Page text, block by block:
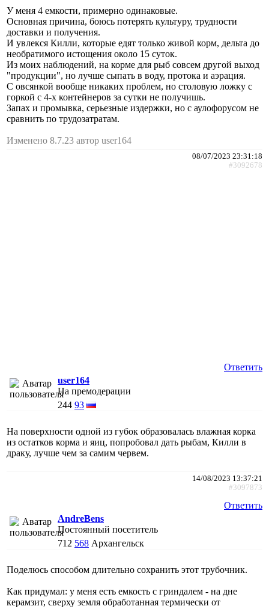
У меня 4 емкости, примерно одинаковые.
Основная причина, боюсь потерять культуру, трудности
доставки и получения.
И увлекся Килли, которые едят только живой корм, дельта до
необратимого истощения около 15 суток.
Из моих наблюдений, на корме для рыб совсем другой выход
"продукции", но лучше сыпать в воду, протока и аэрация.
С овсянкой вообще никаких проблем, но столовую ложку с
горкой с 4-х контейнеров за сутки не получишь.
Запах и промывка, серьезные издержки, но с аулофорусом не
сравнить по трудозатратам.
Изменено 8.7.23 автор user164
08/07/2023 23:31:18
#3092678
Ответить
user164
На премодерации
244 93
На поверхности одной из губок образовалась влажная корка
из остатков корма и яиц, попробовал дать рыбам, Килли в
драку, лучше чем за самим червем.
14/08/2023 13:37:21
#3097873
Ответить
AndreBens
Постоянный посетитель
712 568 Архангельск
Поделюсь способом длительно сохранить этот трубочник.
Как придумал: у меня есть емкость с гриндалем - на дне
керамзит, сверху земля обработанная термически от